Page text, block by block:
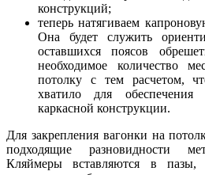
конструкций;
теперь натягиваем
Она будет служить
оставшихся поясов
необходимое количество
потолку с тем расчетом,
хватило для обеспечения
каркасной конструкции.
Для закрепления вагонки на
подходящие разновидности
Кляймеры вставляются в пазы,